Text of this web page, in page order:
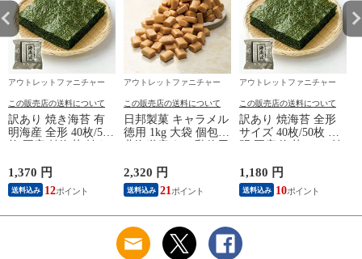
アウトレットファニチャー
この販売店の送料について
訳あり 焼き海苔 有
明海産 全形 40枚/50
枚入り 大容量 海苔
のり 有明産 焼のり
老舗 目利き おにぎ
1,370 円
送料込み 12
アウトレットファニチャー
この販売店の送料について
日邦製菓 キャラメル
徳用 1kg 大袋 個包装
ーヒーキャラメル 国
産 お菓子 おやつ
2,320 円
送料込み 21
アウトレットファニチャー
この販売店の送料について
訳あり 焼海苔 全形
サイズ 40枚/50枚 有
り 焼き海苔 メール
便
1,180 円
送料込み 10